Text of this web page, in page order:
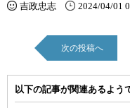
吉政忠志 2024/04/01
次の投稿へ
以下の記事が関連あるよう